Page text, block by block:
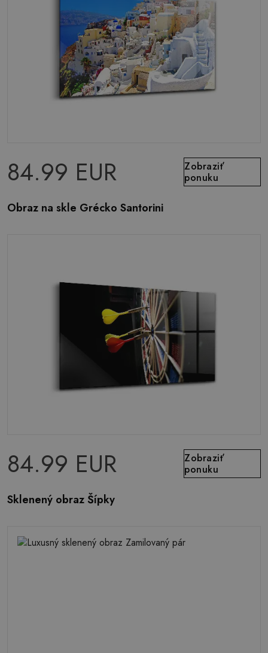
84.99 EUR
Zobraziť
ponuku
Obraz na skle Grécko Santorini
84.99 EUR
Zobraziť
ponuku
Sklenený obraz Šípky